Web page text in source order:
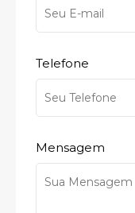
Telefone
Mensagem